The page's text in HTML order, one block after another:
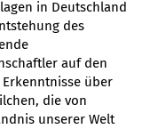
in Deutschland
des
auf den
über
die von
unserer Welt